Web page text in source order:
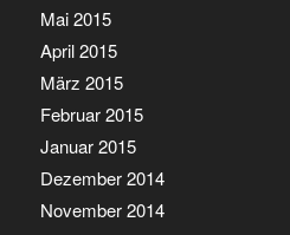
Mai 2015
April 2015
März 2015
Februar 2015
Januar 2015
Dezember 2014
November 2014